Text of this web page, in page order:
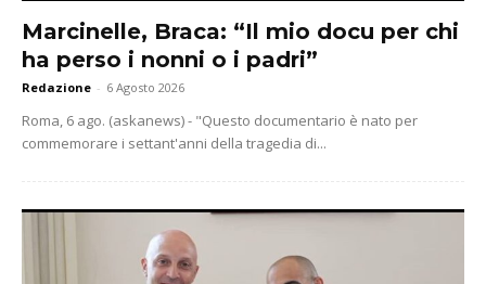
Marcinelle, Braca: “Il mio docu per chi
ha perso i nonni o i padri”
Redazione - 6 Agosto 2026
Roma, 6 ago. (askanews) - "Questo documentario è nato per
commemorare i settant'anni della tragedia di...